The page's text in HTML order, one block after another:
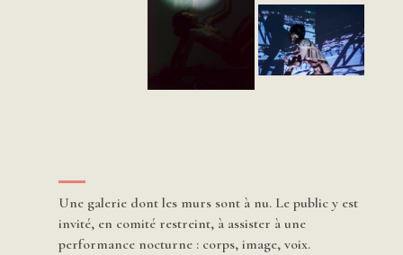
Une galerie dont les murs sont à nu. Le public y est
invité, en comité restreint, à assister à une
performance nocturne : corps, image, voix.